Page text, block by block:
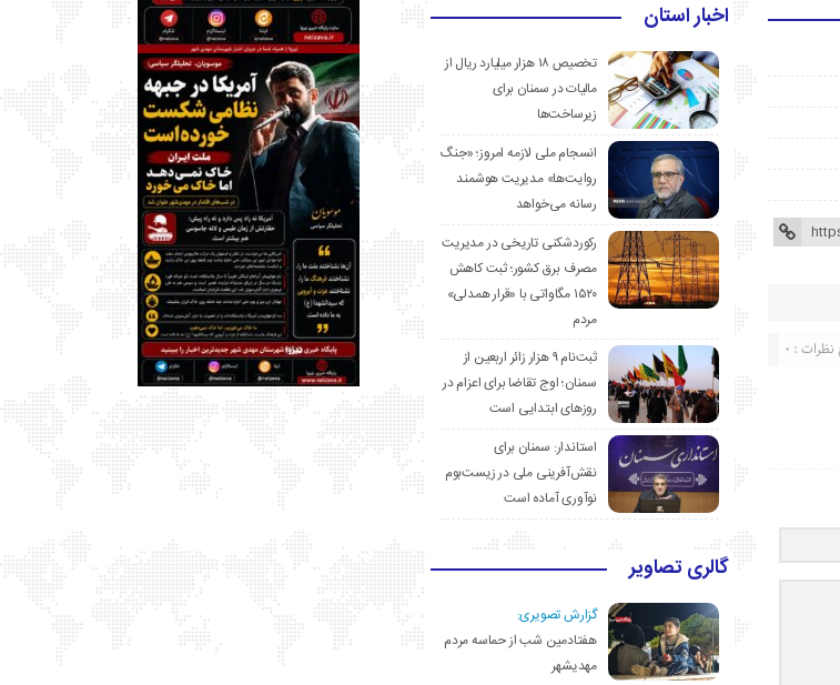
: 0
اخبار استان
تخصیص ۱۸ هزار میلیارد ریال از
مالیات در سمنان برای
زیرساخت‌ها
انسجام ملی لازمه امروز؛ «جنگ
روایت‌ها» مدیریت هوشمند
رسانه می‌خواهد
رکوردشکنی تاریخی در مدیریت
مصرف برق کشور؛ ثبت کاهش
۱۵۲۰ مگاواتی با «قرار همدلی»
مردم
ثبت‌نام ۹ هزار زائر اربعین از
سمنان؛ اوج تقاضا برای اعزام در
روزهای ابتدایی است
استاندار: سمنان برای
نقش‌آفرینی ملی در زیست‌بوم
نوآوری آماده است
گالری تصاویر
گزارش تصویری:
هفتادمین شب از حماسه مردم
مهدیشهر